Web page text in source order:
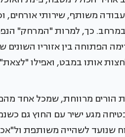
משותף, שירותי אורחים,
במרחב. כך, למרות "המרחק"
הפתוחה בין אזוריו השונים
אותו במבט, ואפילו
הורים מרווחת, שמכל אחד
מגע ישיר עם החוץ גם
שנועד לשהייה משותפת